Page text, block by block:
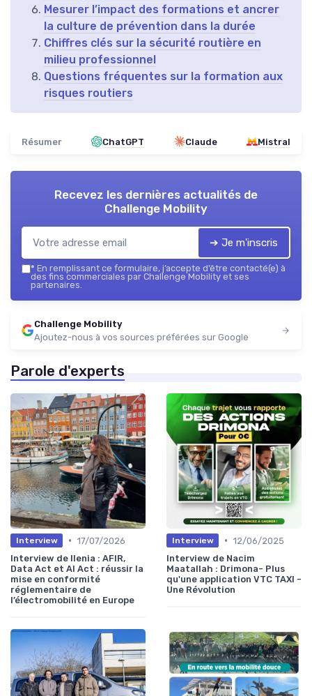
Mesurer l’impact des formations et ancrer
la culture de prévention dans la durée
Chiffres clés sur la sécurité routière en
milieu professionnel
Questions fréquentes sur la formation aux
risques routiers
Résumer ChatGPT Claude Mistral
Recevez les dernières actualités de
Challenge Mobility
➔ Je m'inscris
* En remplissant ce formulaire, j’accepte d’être contacté(e) à
des fins commerciales par Challenge Mobility et ses
partenaires.
Challenge Mobility
Ajoutez-nous à vos sources préférées sur Google
Parole d'experts
Interview • 17/07/2026
Interview de Ilenia : AFIR,
Data Act et AI Act : réussir la
mise en conformité
réglementaire de
l’électromobilité en Europe
Interview • 12/06/2025
Interview de Nacim
Maatallah : Drimona- Plus
qu'une application VTC TAXI -
Une Révolution